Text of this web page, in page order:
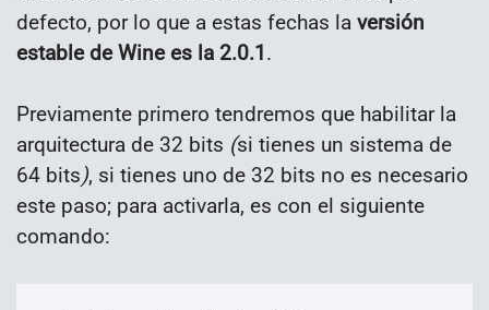
defecto, por lo que a estas fechas la versión
estable de Wine es la 2.0.1.
Previamente primero tendremos que habilitar la
arquitectura de 32 bits (si tienes un sistema de
64 bits), si tienes uno de 32 bits no es necesario
este paso; para activarla, es con el siguiente
comando: